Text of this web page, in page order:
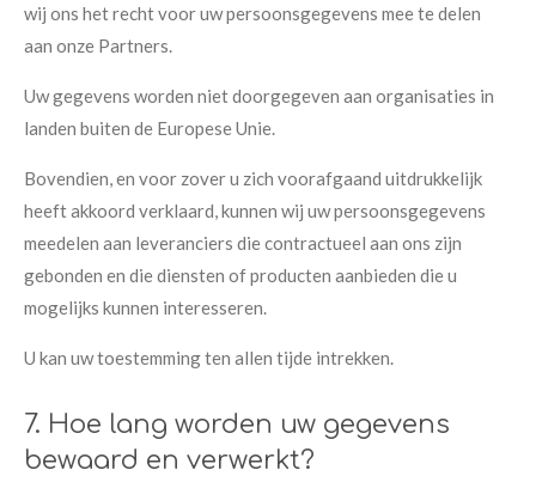
wij ons het recht voor uw persoonsgegevens mee te delen
aan onze Partners.
Uw gegevens worden niet doorgegeven aan organisaties in
landen buiten de Europese Unie.
Bovendien, en voor zover u zich voorafgaand uitdrukkelijk
heeft akkoord verklaard, kunnen wij uw persoonsgegevens
meedelen aan leveranciers die contractueel aan ons zijn
gebonden en die diensten of producten aanbieden die u
mogelijks kunnen interesseren.
U kan uw toestemming ten allen tijde intrekken.
7. Hoe lang worden uw gegevens
bewaard en verwerkt?